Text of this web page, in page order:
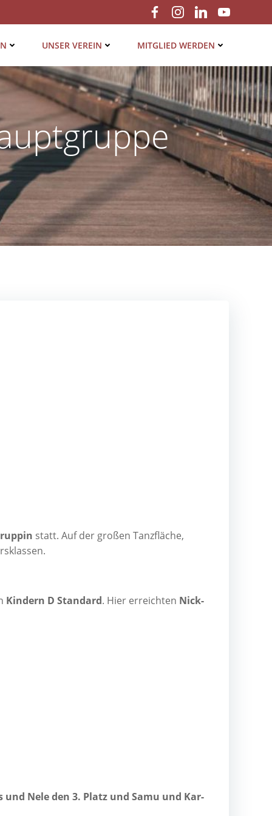
UNSER VER­EIN MIT­GLIED WERDEN
statt. Auf der gro­ßen Tanz­flä­che,
Kin­dern D Stan­dard. Hier erreich­ten Nick­
und Nele den 3. Platz und Samu und Kar­